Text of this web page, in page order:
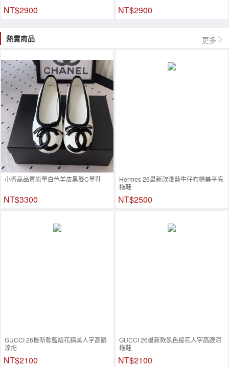
NT$2900 NT$2900
熱賣商品 更多
小香高品質原單白色羊皮黑雙C單鞋
NT$3300
Hermes 26最新款淺藍牛仔布精美平底
拖鞋
NT$2500
GUCCI 26最新款藍緹花精美人字高跟
涼拖
NT$2100
GUCCI 26最新款黑色緹花人字高跟涼
拖鞋
NT$2100